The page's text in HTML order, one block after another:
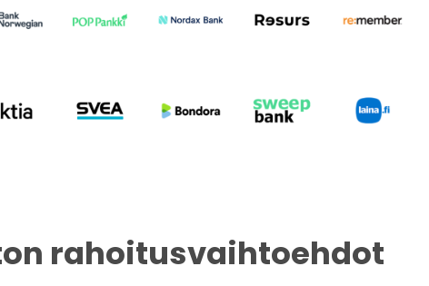
rahoitusvaihtoehdot